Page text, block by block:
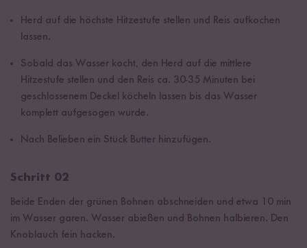
Herd auf die höchste Hitzestufe stellen und Reis aufkochen
lassen.
Sobald das Wasser kocht, den Herd auf die mittlere
Hitzestufe stellen und den Reis ca. 30-35 Minuten bei
geschlossenem Deckel köcheln lassen bis das Wasser
komplett aufgesogen wurde.
Nach Belieben ein Stück Butter hinzufügen.
Schritt 02
Beide Enden der grünen Bohnen abschneiden und etwa 10 min
im Wasser garen. Wasser abießen und Bohnen halbieren. Den
Knoblauch fein hacken.